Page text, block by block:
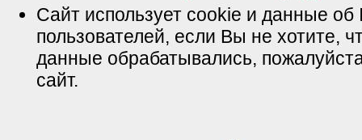
Сайт использует cookie и данные об
пользователей, если Вы не хотите,
данные обрабатывались,
сайт.